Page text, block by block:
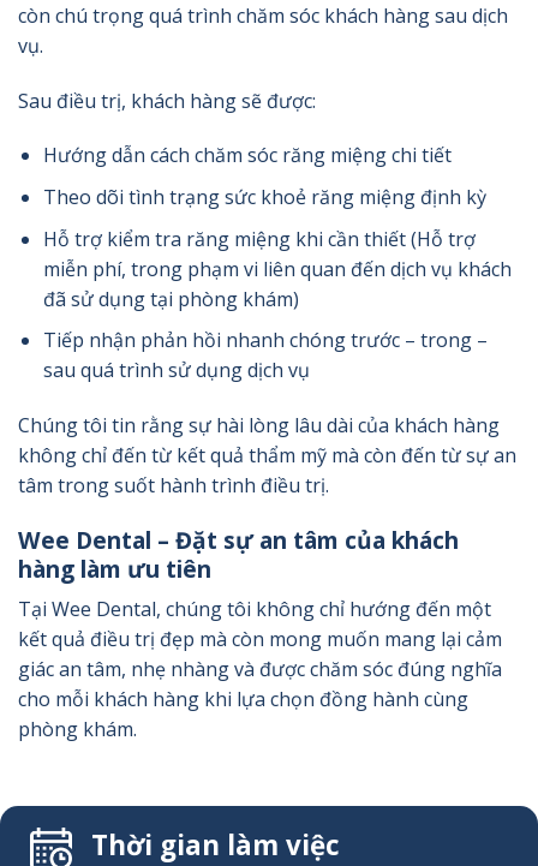
còn chú trọng quá trình chăm sóc khách hàng sau dịch
vụ.
Sau điều trị, khách hàng sẽ được:
Hướng dẫn cách chăm sóc răng miệng chi tiết
Theo dõi tình trạng sức khoẻ răng miệng định kỳ
Hỗ trợ kiểm tra răng miệng khi cần thiết (Hỗ trợ
miễn phí, trong phạm vi liên quan đến dịch vụ khách
đã sử dụng tại phòng khám)
Tiếp nhận phản hồi nhanh chóng trước – trong –
sau quá trình sử dụng dịch vụ
Chúng tôi tin rằng sự hài lòng lâu dài của khách hàng
không chỉ đến từ kết quả thẩm mỹ mà còn đến từ sự an
tâm trong suốt hành trình điều trị.
Wee Dental – Đặt sự an tâm của khách
hàng làm ưu tiên
Tại Wee Dental, chúng tôi không chỉ hướng đến một
kết quả điều trị đẹp mà còn mong muốn mang lại cảm
giác an tâm, nhẹ nhàng và được chăm sóc đúng nghĩa
cho mỗi khách hàng khi lựa chọn đồng hành cùng
phòng khám.
Thời gian làm việc